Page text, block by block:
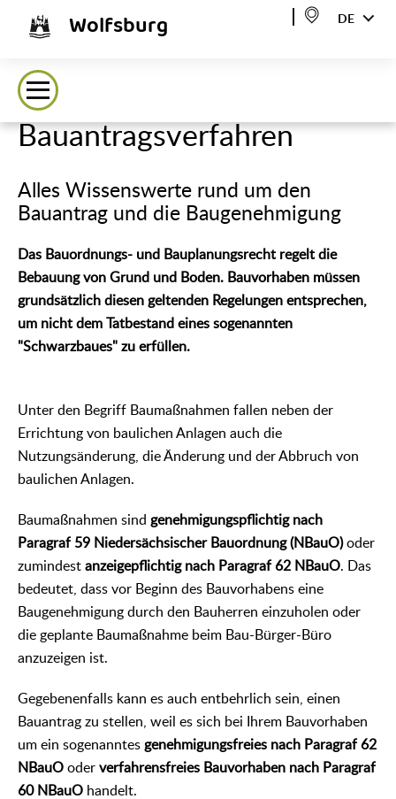
Wolfsburg DE
Bauantragsverfahren
Alles Wissenswerte rund um den
Bauantrag und die Baugenehmigung
Das Bauordnungs- und Bauplanungsrecht regelt die
Bebauung von Grund und Boden. Bauvorhaben müssen
grundsätzlich diesen geltenden Regelungen entsprechen,
um nicht dem Tatbestand eines sogenannten
"Schwarzbaues" zu erfüllen.
Unter den Begriff Baumaßnahmen fallen neben der
Errichtung von baulichen Anlagen auch die
Nutzungsänderung, die Änderung und der Abbruch von
baulichen Anlagen.
Baumaßnahmen sind genehmigungspflichtig nach
Paragraf 59 Niedersächsischer Bauordnung (NBauO)oder
zumindest anzeigepflichtig nach Paragraf 62 NBauO. Das
bedeutet, dass vor Beginn des Bauvorhabens eine
Baugenehmigung durch den Bauherren einzuholen oder
die geplante Baumaßnahme beim Bau-Bürger-Büro
anzuzeigen ist.
Gegebenenfalls kann es auch entbehrlich sein, einen
Bauantrag zu stellen, weil es sich bei Ihrem Bauvorhaben
um ein sogenanntes genehmigungsfreies nach Paragraf 62
NBauO oder verfahrensfreies Bauvorhaben nach Paragraf
60 NBauO handelt.